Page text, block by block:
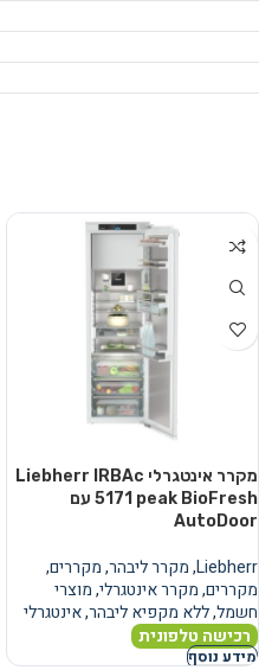
מקרר אינטגרלי Liebherr IRBAc
5171 peak BioFresh עם
AutoDoor
Liebherr
,מקרר ליבהר,מקררים,
מקררים,מקרר אינטגרלי,מוצרי
חשמל,ללא מקפיא ליבהר,אינטגרלי
רכישה טלפונית
מידע נוסף